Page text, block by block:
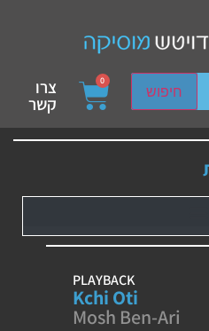
חיפוש
device users, explore by
0 צרו
קשר
PLAYBACK
Kchi Oti
Mosh Ben-Ari